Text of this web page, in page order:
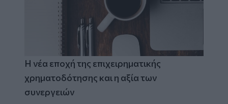
Η νέα εποχή της επιχειρηματικής
χρηματοδότησης και η αξία των
συνεργειών